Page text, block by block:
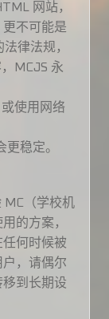
网站，
不可能是
律法规，
MCJS 永
使用网络
稳定。
MC（学校机
的方案，
何时候被
，请偶尔
到长期设